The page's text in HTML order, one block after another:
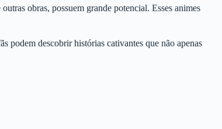
obras, possuem grande potencial. Esses animes
podem descobrir histórias cativantes que não apenas